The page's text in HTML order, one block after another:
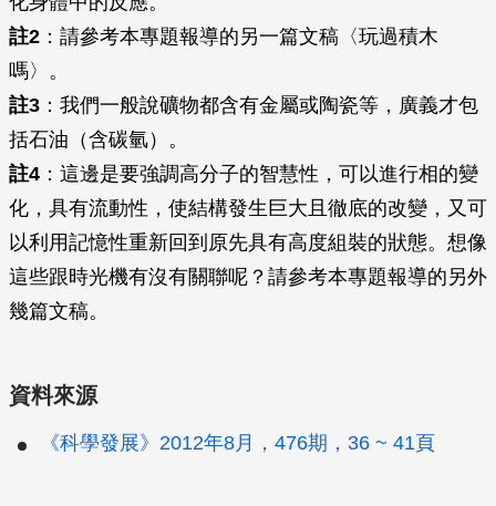
註2 ：請參考本專題報導的另一篇文稿〈玩過積木
嗎〉。
註3 ：我們一般說礦物都含有金屬或陶瓷等，廣義才包
括石油（含碳氫）。
註4 ：這邊是要強調高分子的智慧性，可以進行相的變
化，具有流動性，使結構發生巨大且徹底的改變，又可
以利用記憶性重新回到原先具有高度組裝的狀態。想像
這些跟時光機有沒有關聯呢？請參考本專題報導的另外
幾篇文稿。
資料來源
《科學發展》2012年8月，476期，36 ~ 41頁